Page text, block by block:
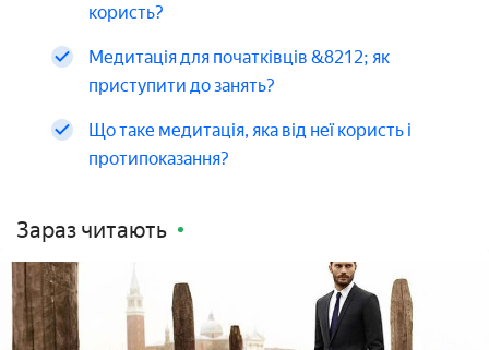
користь?
Медитація для початківців &8212; як
приступити до занять?
Що таке медитація, яка від неї користь і
протипоказання?
Зараз читають